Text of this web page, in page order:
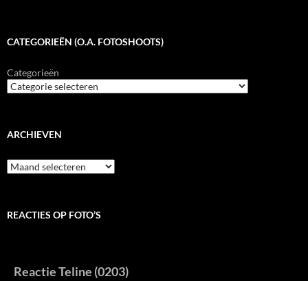
CATEGORIEËN (O.A. FOTOSHOOTS)
Categorieën
ARCHIEVEN
Archieven
REACTIES OP FOTO’S
Reactie Teline (0203)